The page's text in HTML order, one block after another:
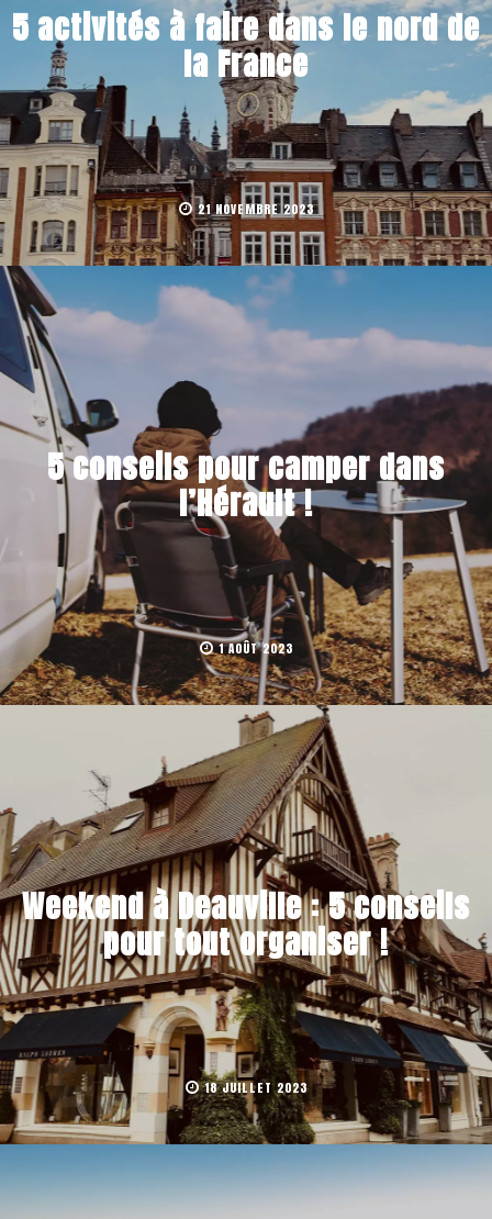
5 activités à faire dans le nord de
la France
21 NOVEMBRE 2023
5 conseils pour camper dans
l’Hérault !
1 AOÛT 2023
Weekend à Deauville : 5 conseils
pour tout organiser !
18 JUILLET 2023